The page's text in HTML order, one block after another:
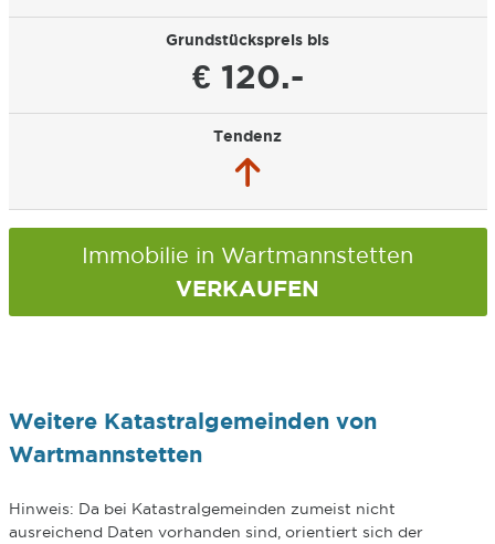
Grundstückspreis bis
€ 120.-
Tendenz
Immobilie in Wartmannstetten
VERKAUFEN
Weitere Katastralgemeinden von
Wartmannstetten
Hinweis: Da bei Katastralgemeinden zumeist nicht
ausreichend Daten vorhanden sind, orientiert sich der